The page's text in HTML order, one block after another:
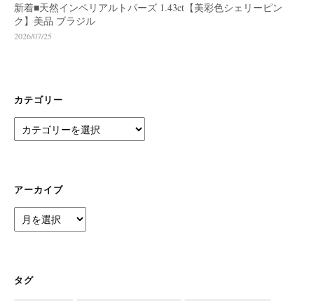
新着■天然インペリアルトパーズ 1.43ct【美彩色シェリーピン
ク】美品 ブラジル
2026/07/25
カテゴリー
テ
ー
アーカイブ
ー
ブ
タグ